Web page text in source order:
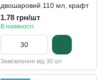
двошаровий 110 мл, крафт
1.78 грн/шт
В наявності
Замовлення від 30 шт